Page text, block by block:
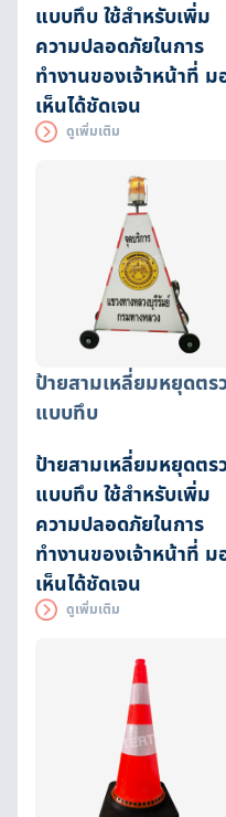
แบบทึบ ใช้สำหรับเพิ่ม
ความปลอดภัยในการ
ทำงานของเจ้าหน้าที่ ม
เห็นได้ชัดเจน
ดูเพิ่มเติม
ป้ายสามเหลี่ยมหยุดตร
แบบทึบ
ป้ายสามเหลี่ยมหยุดตร
แบบทึบ ใช้สำหรับเพิ่ม
ความปลอดภัยในการ
ทำงานของเจ้าหน้าที่ ม
เห็นได้ชัดเจน
ดูเพิ่มเติม